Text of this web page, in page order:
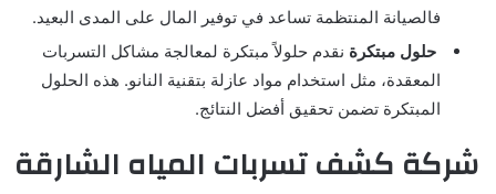
فالصيانة المنتظمة تساعد في توفير المال على المدى البعيد.
حلول مبتكرة نقدم حلولاً مبتكرة لمعالجة مشاكل التسربات
المعقدة، مثل استخدام مواد عازلة بتقنية النانو. هذه الحلول
المبتكرة تضمن تحقيق أفضل النتائج.
شركة كشف تسربات المياه الشارقة